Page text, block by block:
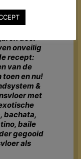
onveilig
recept:
van de
en nu!
&
met
bachata,
baile
gegooid
als